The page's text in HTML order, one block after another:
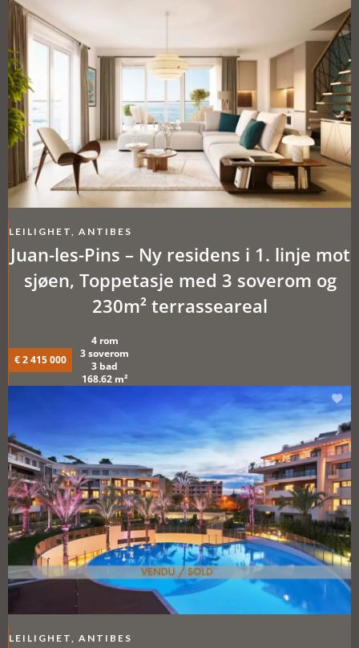
LEILIGHET, ANTIBES
Juan-les-Pins – Ny residens i 1. linje mot
sjøen, Toppetasje med 3 soverom og
230m² terrasseareal
€ 2 415 000
4 rom
3 soverom
3 bad
168.62 m²
LEILIGHET, ANTIBES